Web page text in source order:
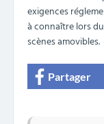
exigences
à connaître lors
scènes amovibles.
Partager